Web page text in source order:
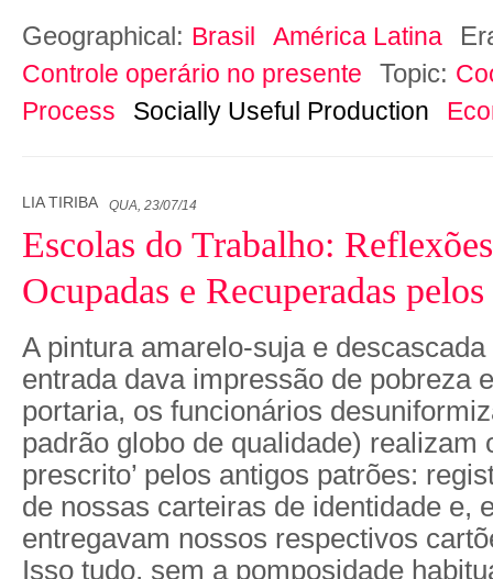
Geographical: Brasil América Latina
Controle operário no presente Topic:
Process
Socially Useful Production
LIA TIRIBA QUA, 23/07/14
Escolas do Trabalho:
Ocupadas e Recuperadas
A pintura amarelo-suja e
entrada dava impressão de pobreza
portaria, os funcionários
padrão globo de qualidade) realizam
prescrito’ pelos antigos patrões:
de nossas carteiras de identidade e,
entregavam nossos respectivos
Isso tudo, sem a pomposidade